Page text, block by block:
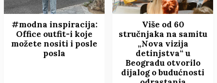
#modna inspiracija:
Office outfit-i koje
možete nositi i posle
posla
Više od 60
stručnjaka na samitu
„Nova vizija
detinjstva“ u
Beogradu otvorilo
dijalog o budućnosti